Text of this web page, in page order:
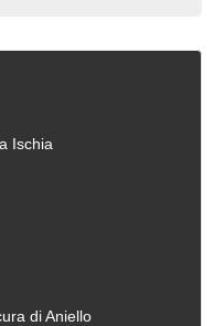
Ischia
di Aniello